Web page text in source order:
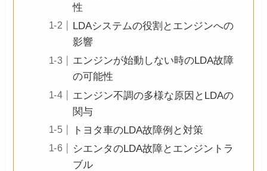
性
LDAシステムの役割とエンジンへの
影響
エンジンが始動しない時のLDA故障
の可能性
エンジン不調の多様な原因とLDAの
関与
トヨタ車のLDA故障例と対策
シエンタのLDA故障とエンジントラ
ブル